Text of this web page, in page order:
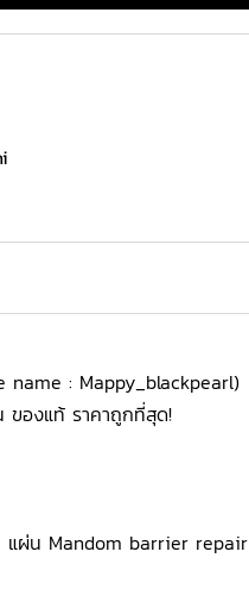
name : Mappy_blackpearl)
ของแท้ ราคาถูกที่สุด!
แผ่น Mandom barrier repair